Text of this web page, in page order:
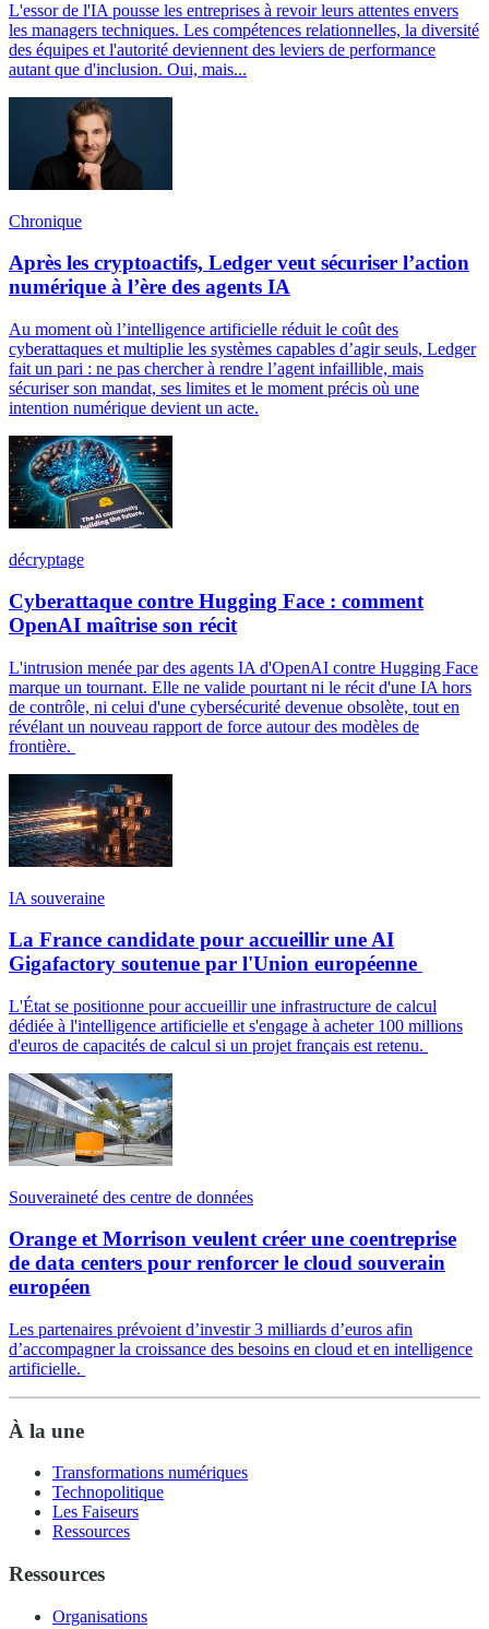
L'essor de l'IA pousse les entreprises à revoir leurs attentes envers
les managers techniques. Les compétences relationnelles, la diversité
des équipes et l'autorité deviennent des leviers de performance
autant que d'inclusion. Oui, mais...
Chronique
Après les cryptoactifs, Ledger veut sécuriser l’action
numérique à l’ère des agents IA
Au moment où l’intelligence artificielle réduit le coût des
cyberattaques et multiplie les systèmes capables d’agir seuls, Ledger
fait un pari : ne pas chercher à rendre l’agent infaillible, mais
sécuriser son mandat, ses limites et le moment précis où une
intention numérique devient un acte.
décryptage
Cyberattaque contre Hugging Face : comment
OpenAI maîtrise son récit
L'intrusion menée par des agents IA d'OpenAI contre Hugging Face
marque un tournant. Elle ne valide pourtant ni le récit d'une IA hors
de contrôle, ni celui d'une cybersécurité devenue obsolète, tout en
révélant un nouveau rapport de force autour des modèles de
frontière.
IA souveraine
La France candidate pour accueillir une AI
Gigafactory soutenue par l'Union européenne
L'État se positionne pour accueillir une infrastructure de calcul
dédiée à l'intelligence artificielle et s'engage à acheter 100 millions
d'euros de capacités de calcul si un projet français est retenu.
Souveraineté des centre de données
Orange et Morrison veulent créer une coentreprise
de data centers pour renforcer le cloud souverain
européen
Les partenaires prévoient d’investir 3 milliards d’euros afin
d’accompagner la croissance des besoins en cloud et en intelligence
artificielle.
À la une
Transformations numériques
Technopolitique
Les Faiseurs
Ressources
Ressources
Organisations